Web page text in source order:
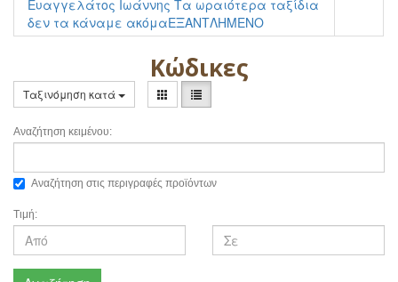
Ευαγγελάτος Ιωάννης Τα ωραιότερα ταξίδια
δεν τα κάναμε ακόμαΕΞΑΝΤΛΗΜΕΝΟ
Κώδικες
Ταξινόμηση κατά
Αναζήτηση κειμένου:
Αναζήτηση στις περιγραφές προϊόντων
Τιμή: